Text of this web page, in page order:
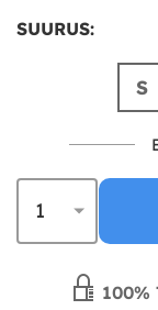
SUURUS:
S
100%